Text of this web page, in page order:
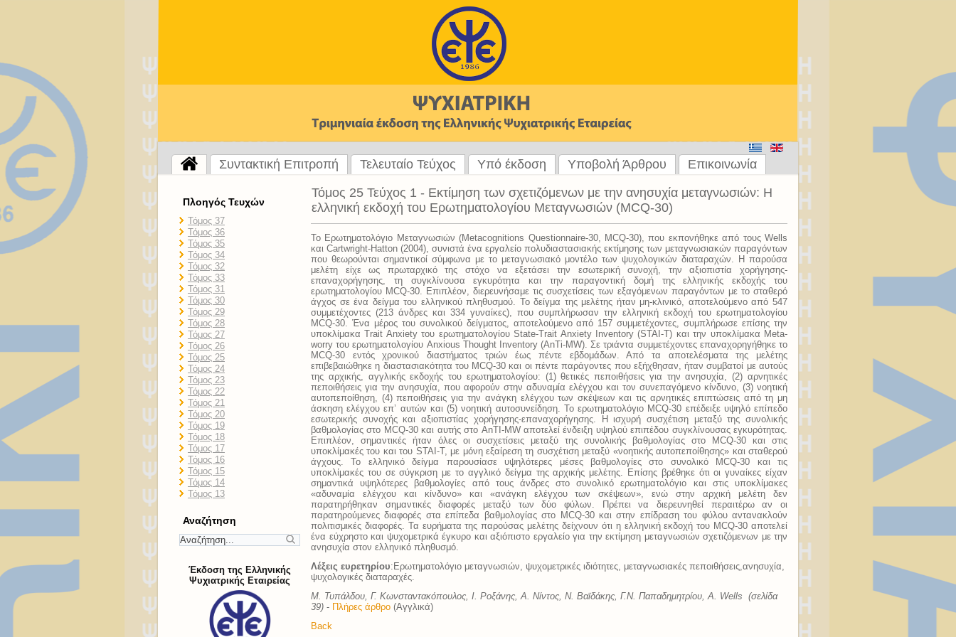
Συντακτική Επιτροπή Τελευταίο Τεύχος Υπό έκδοση Υποβολή Άρθρου Επικοινωνία
Πλοηγός Τευχών
Τόμος 37
Τόμος 36
Τόμος 35
Τόμος 34
Τόμος 32
Τόμος 33
Τόμος 31
Τόμος 30
Τόμος 29
Τόμος 28
Τόμος 27
Τόμος 26
Τόμος 25
Τόμος 24
Τόμος 23
Τόμος 22
Τόμος 21
Τόμος 20
Τόμος 19
Τόμος 18
Τόμος 17
Τόμος 16
Τόμος 15
Τόμος 14
Τόμος 13
Αναζήτηση
Έκδοση της Ελληνικής
Ψυχιατρικής Εταιρείας
Τόμος 25 Τεύχος 1 - Εκτίμηση των σχετιζόμενων με την ανησυχία μεταγνωσιών: Η
ελληνική εκδοχή του Ερωτηματολογίου Μεταγνωσιών (MCQ-30)
Το Ερωτηματολόγιο Μεταγνωσιών (Metacognitions Questionnaire-30, MCQ-30), που εκπονήθηκε από τους Wells
και Cartwright-Hatton (2004), συνιστά ένα εργαλείο πολυδιαστασιακής εκτίμησης των μεταγνωσιακών παραγόντων
που θεωρούνται σημαντικοί σύμφωνα με το μεταγνωσιακό μοντέλο των ψυχολογικών διαταραχών. Η παρούσα
μελέτη είχε ως πρωταρχικό της στόχο να εξετάσει την εσωτερική συνοχή, την αξιοπιστία χορήγησης-
επαναχορήγησης, τη συγκλίνουσα εγκυρότητα και την παραγοντική δομή της ελληνικής εκδοχής του
ερωτηματολογίου MCQ-30. Επιπλέον, διερευνήσαμε τις συσχετίσεις των εξαγόμενων παραγόντων με το σταθερό
άγχος σε ένα δείγμα του ελληνικού πληθυσμού. Το δείγμα της μελέτης ήταν μη-κλινικό, αποτελούμενο από 547
συμμετέχοντες (213 άνδρες και 334 γυναίκες), που συμπλήρωσαν την ελληνική εκδοχή του ερωτηματολογίου
MCQ-30. Ένα μέρος του συνολικού δείγματος, αποτελούμενο από 157 συμμετέχοντες, συμπλήρωσε επίσης την
υποκλίμακα Trait Anxiety του ερωτηματολογίου State-Trait Anxiety Inventory (STAI-T) και την υποκλίμακα Meta-
worry του ερωτηματολογίου Anxious Thought Inventory (AnTi-MW). Σε τριάντα συμμετέχοντες επαναχορηγήθηκε το
MCQ-30 εντός χρονικού διαστήματος τριών έως πέντε εβδομάδων. Από τα αποτελέσματα της μελέτης
επιβεβαιώθηκε η διαστασιακότητα του MCQ-30 και οι πέντε παράγοντες που εξήχθησαν, ήταν συμβατοί με αυτούς
της αρχικής, αγγλικής εκδοχής του ερωτηματολογίου: (1) θετικές πεποιθήσεις για την ανησυχία, (2) αρνητικές
πεποιθήσεις για την ανησυχία, που αφορούν στην αδυναμία ελέγχου και τον συνεπαγόμενο κίνδυνο, (3) νοητική
αυτοπεποίθηση, (4) πεποιθήσεις για την ανάγκη ελέγχου των σκέψεων και τις αρνητικές επιπτώσεις από τη μη
άσκηση ελέγχου επ’ αυτών και (5) νοητική αυτοσυνείδηση. Το ερωτηματολόγιο MCQ-30 επέδειξε υψηλό επίπεδο
εσωτερικής συνοχής και αξιοπιστίας χορήγησης-επαναχορήγησης. Η ισχυρή συσχέτιση μεταξύ της συνολικής
βαθμολογίας στο MCQ-30 και αυτής στο AnTI-MW αποτελεί ένδειξη υψηλού επιπέδου συγκλίνουσας εγκυρότητας.
Επιπλέον, σημαντικές ήταν όλες οι συσχετίσεις μεταξύ της συνολικής βαθμολογίας στο MCQ-30 και στις
υποκλίμακές του και του STAI-T, με μόνη εξαίρεση τη συσχέτιση μεταξύ «νοητικής αυτοπεποίθησης» και σταθερού
άγχους. Το ελληνικό δείγμα παρουσίασε υψηλότερες μέσες βαθμολογίες στο συνολικό MCQ-30 και τις
υποκλίμακές του σε σύγκριση με το αγγλικό δείγμα της αρχικής μελέτης. Επίσης βρέθηκε ότι οι γυναίκες είχαν
σημαντικά υψηλότερες βαθμολογίες από τους άνδρες στο συνολικό ερωτηματολόγιο και στις υποκλίμακες
«αδυναμία ελέγχου και κίνδυνο» και «ανάγκη ελέγχου των σκέψεων», ενώ στην αρχική μελέτη δεν
παρατηρήθηκαν σημαντικές διαφορές μεταξύ των δύο φύλων. Πρέπει να διερευνηθεί περαιτέρω αν οι
παρατηρούμενες διαφορές στα επίπεδα βαθμολογίας στο MCQ-30 και στην επίδραση του φύλου αντανακλούν
πολιτισμικές διαφορές. Τα ευρήματα της παρούσας μελέτης δείχνουν ότι η ελληνική εκδοχή του MCQ-30 αποτελεί
ένα εύχρηστο και ψυχομετρικά έγκυρο και αξιόπιστο εργαλείο για την εκτίμηση μεταγνωσιών σχετιζόμενων με την
ανησυχία στον ελληνικό πληθυσμό.
Λέξεις ευρετηρίου:Eρωτηματολόγιο μεταγνωσιών, ψυχομετρικές ιδιότητες, μεταγνωσιακές πεποιθήσεις,ανησυχία,
ψυχολογικές διαταραχές.
Μ. Τυπάλδου, Γ. Κωνσταντακόπουλος, Ι. Ροξάνης, Α. Νίντος, Ν. Βαϊδάκης, Γ.Ν. Παπαδημητρίου, A. Wells (σελίδα
39) - Πλήρες άρθρο (Αγγλικά)
Back